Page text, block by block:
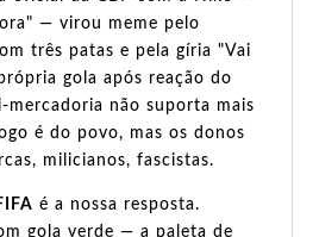
— virou meme pelo
três patas e pela gíria "Vai
gola após reação do
não suporta mais
é do povo, mas os donos
milicianos, fascistas.
é a nossa resposta.
gola verde — a paleta de